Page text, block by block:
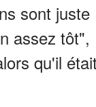
sont juste
assez tôt",
qu'il